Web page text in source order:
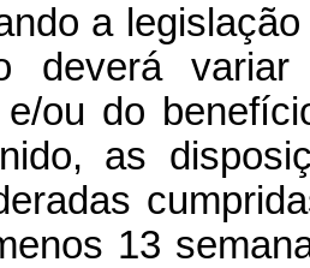
a
deverá
ou do
as
13